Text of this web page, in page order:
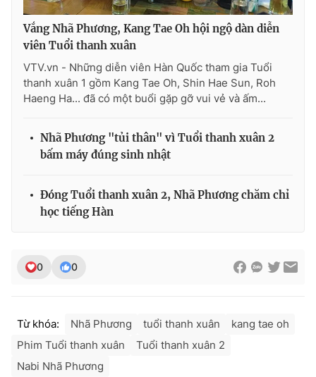
Vắng Nhã Phương, Kang Tae Oh hội ngộ dàn diễn
viên Tuổi thanh xuân
VTV.vn - Những diễn viên Hàn Quốc tham gia Tuổi
thanh xuân 1 gồm Kang Tae Oh, Shin Hae Sun, Roh
Haeng Ha... đã có một buổi gặp gỡ vui vẻ và ấm...
Nhã Phương "tủi thân" vì Tuổi thanh xuân 2
bấm máy đúng sinh nhật
Đóng Tuổi thanh xuân 2, Nhã Phương chăm chỉ
học tiếng Hàn
0 0
Từ khóa: Nhã Phương tuổi thanh xuân
kang tae oh
Phim Tuổi thanh xuân
Tuổi thanh xuân 2
Nabi Nhã Phương